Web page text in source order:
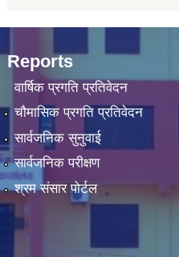
Reports
वार्षिक प्रगति प्रतिवेदन
चौमासिक प्रगति प्रतिवेदन
सार्वजनिक सुनुवाई
सार्वजनिक परीक्षण
श्रम संसार पोर्टल